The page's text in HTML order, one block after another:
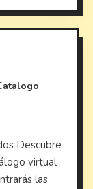
Descubre
virtual
las